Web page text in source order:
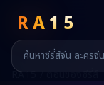
RA15
RA15 / ตอนของซีรี่ส์